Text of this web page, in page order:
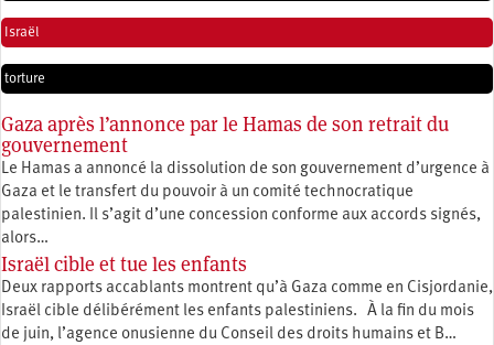
Israël
torture
Gaza après l’annonce par le Hamas de son retrait du
gouvernement
Le Hamas a annoncé la dissolution de son gouvernement d’urgence à
Gaza et le transfert du pouvoir à un comité technocratique
palestinien. Il s’agit d’une concession conforme aux accords signés,
alors…
Israël cible et tue les enfants
Deux rapports accablants montrent qu’à Gaza comme en Cisjordanie,
Israël cible délibérément les enfants palestiniens. À la fin du mois
de juin, l’agence onusienne du Conseil des droits humains et B…